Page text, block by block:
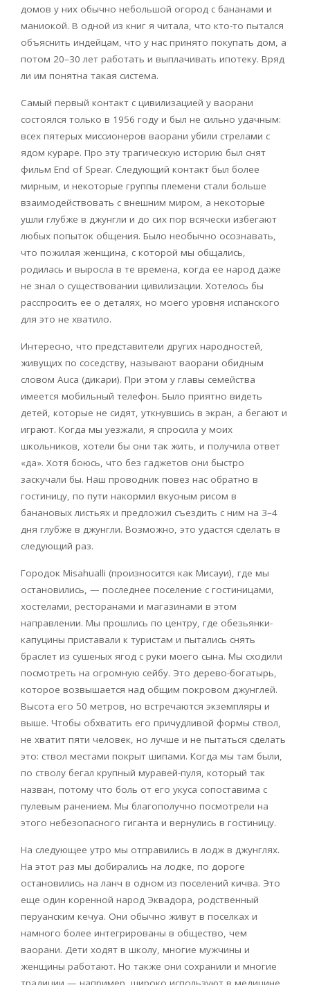
домов у них обычно небольшой огород с бананами и
маниокой. В одной из книг я читала, что кто-то пытался
объяснить индейцам, что у нас принято покупать дом, а
потом 20–30 лет работать и выплачивать ипотеку. Вряд
ли им понятна такая система.
Самый первый контакт с цивилизацией у ваорани
состоялся только в 1956 году и был не сильно удачным:
всех пятерых миссионеров ваорани убили стрелами с
ядом кураре. Про эту трагическую историю был снят
фильм End of Spear. Следующий контакт был более
мирным, и некоторые группы племени стали больше
взаимодействовать с внешним миром, а некоторые
ушли глубже в джунгли и до сих пор всячески избегают
любых попыток общения. Было необычно осознавать,
что пожилая женщина, с которой мы общались,
родилась и выросла в те времена, когда ее народ даже
не знал о существовании цивилизации. Хотелось бы
расспросить ее о деталях, но моего уровня испанского
для это не хватило.
Интересно, что представители других народностей,
живущих по соседству, называют ваорани обидным
словом Auca (дикари). При этом у главы семейства
имеется мобильный телефон. Было приятно видеть
детей, которые не сидят, уткнувшись в экран, а бегают и
играют. Когда мы уезжали, я спросила у моих
школьников, хотели бы они так жить, и получила ответ
«да». Хотя боюсь, что без гаджетов они быстро
заскучали бы. Наш проводник повез нас обратно в
гостиницу, по пути накормил вкусным рисом в
банановых листьях и предложил съездить с ним на 3–4
дня глубже в джунгли. Возможно, это удастся сделать в
следующий раз.
Городок Misahualli (произносится как Мисауи), где мы
остановились, — последнее поселение с гостиницами,
хостелами, ресторанами и магазинами в этом
направлении. Мы прошлись по центру, где обезьянки-
капуцины приставали к туристам и пытались снять
браслет из сушеных ягод с руки моего сына. Мы сходили
посмотреть на огромную сейбу. Это дерево-богатырь,
которое возвышается над общим покровом джунглей.
Высота его 50 метров, но встречаются экземпляры и
выше. Чтобы обхватить его причудливой формы ствол,
не хватит пяти человек, но лучше и не пытаться сделать
это: ствол местами покрыт шипами. Когда мы там были,
по стволу бегал крупный муравей-пуля, который так
назван, потому что боль от его укуса сопоставима с
пулевым ранением. Мы благополучно посмотрели на
этого небезопасного гиганта и вернулись в гостиницу.
На следующее утро мы отправились в лодж в джунглях.
На этот раз мы добирались на лодке, по дороге
остановились на ланч в одном из поселений кичва. Это
еще один коренной народ Эквадора, родственный
перуанским кечуа. Они обычно живут в поселках и
намного более интегрированы в общество, чем
ваорани. Дети ходят в школу, многие мужчины и
женщины работают. Но также они сохранили и многие